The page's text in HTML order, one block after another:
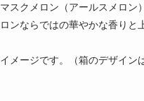
スクメロン（アールスメロン
ンならではの華やかな香りと
メージです。（箱のデザイン